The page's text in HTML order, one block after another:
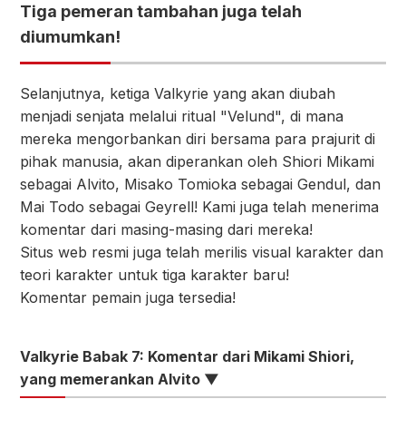
Tiga pemeran tambahan juga telah
diumumkan!
Selanjutnya, ketiga Valkyrie yang akan diubah
menjadi senjata melalui ritual "Velund", di mana
mereka mengorbankan diri bersama para prajurit di
pihak manusia, akan diperankan oleh Shiori Mikami
sebagai Alvito, Misako Tomioka sebagai Gendul, dan
Mai Todo sebagai Geyrell! Kami juga telah menerima
komentar dari masing-masing dari mereka!
Situs web resmi juga telah merilis visual karakter dan
teori karakter untuk tiga karakter baru!
Komentar pemain juga tersedia!
Valkyrie Babak 7: Komentar dari Mikami Shiori,
yang memerankan Alvito ▼